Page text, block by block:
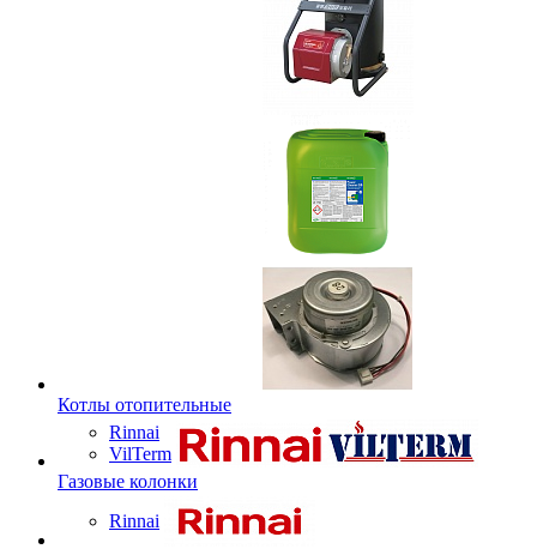
Котлы отопительные
Rinnai
VilTerm
Газовые колонки
Rinnai